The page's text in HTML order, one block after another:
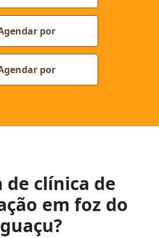
por
por
de clínica de
em foz do